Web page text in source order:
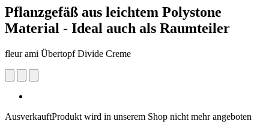
Pflanzgefäß aus leichtem Polystone
Material - Ideal auch als Raumteiler
fleur ami Übertopf Divide Creme
AusverkauftProdukt wird in unserem Shop nicht mehr angeboten